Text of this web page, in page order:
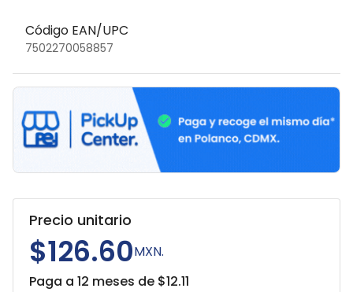
Código EAN/UPC
7502270058857
Precio unitario
$126.60MXN.
Paga a 12 meses de $12.11